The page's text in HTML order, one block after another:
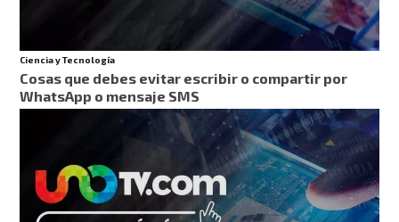
Ciencia y Tecnología
Cosas que debes evitar escribir o compartir por
WhatsApp o mensaje SMS